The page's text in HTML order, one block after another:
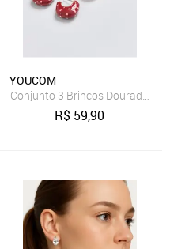
Banhado A Prata 925
YOUCOM
Conjunto 3 Brincos Dourados
R$ 59,90